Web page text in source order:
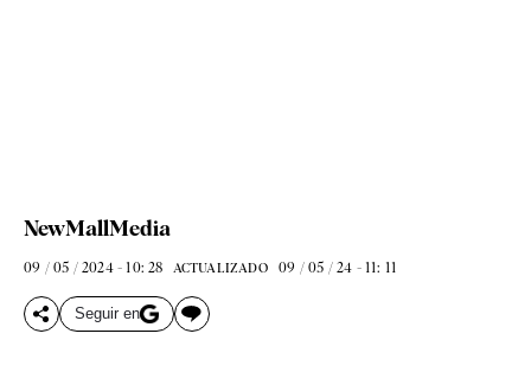
NewMallMedia
09 / 05 / 2024 - 10: 28 ACTUALIZADO 09 / 05 / 24 - 11: 11
Seguir en